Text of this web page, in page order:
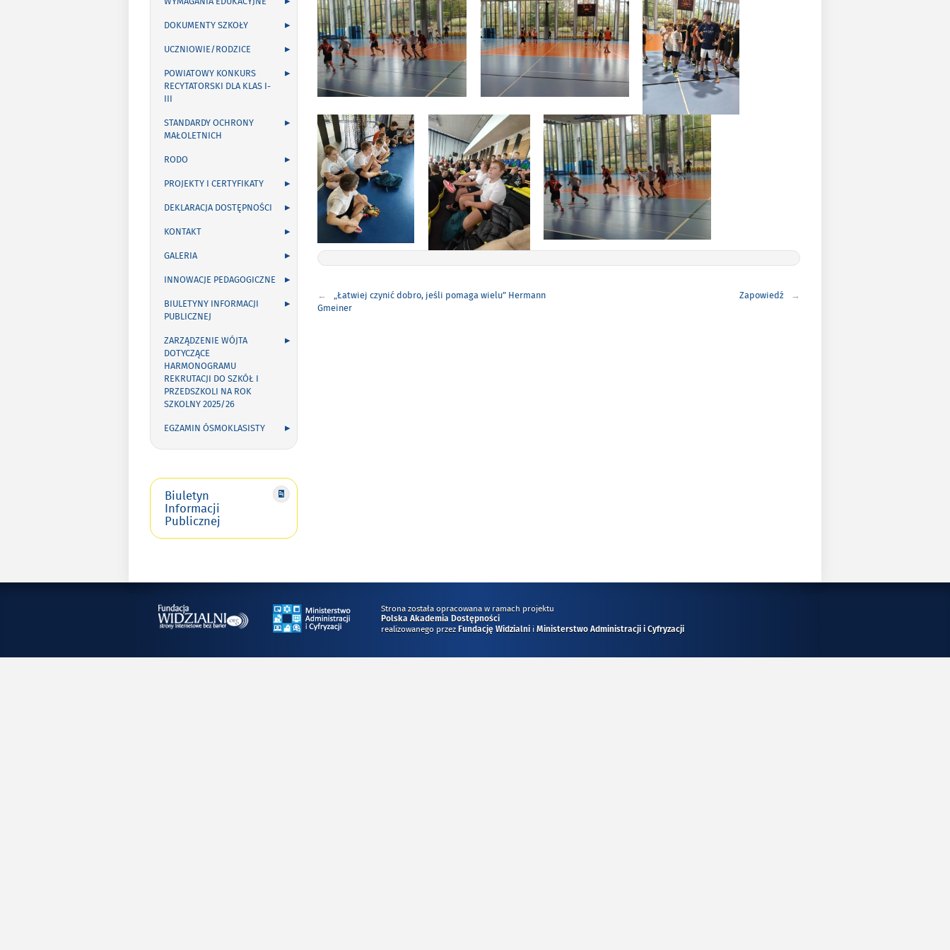
DOKUMENTY SZKOŁY
UCZNIOWIE/RODZICE
POWIATOWY KONKURS
RECYTATORSKI DLA KLAS I-
III
STANDARDY OCHRONY
MAŁOLETNICH
RODO
PROJEKTY I CERTYFIKATY
DEKLARACJA DOSTĘPNOŚCI
KONTAKT
GALERIA
INNOWACJE PEDAGOGICZNE
BIULETYNY INFORMACJI
PUBLICZNEJ
ZARZĄDZENIE WÓJTA
DOTYCZĄCE
HARMONOGRAMU
REKRUTACJI DO SZKÓŁ I
PRZEDSZKOLI NA ROK
SZKOLNY 2025/26
EGZAMIN ÓSMOKLASISTY
Biuletyn
Informacji
Publicznej
wpisu
„Łatwiej czynić dobro, jeśli pomaga wielu” Hermann
Gmeiner
Zapowiedź
Strona została opracowana w ramach projektu
Polska Akademia Dostępności
realizowanego przez Fundację Widzialni i Ministerstwo Administracji i Cyfryzacji